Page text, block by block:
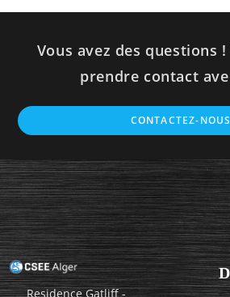
Vous avez des questions
prendre contact
CONTACTEZ-NOUS
Residence Gatliff -